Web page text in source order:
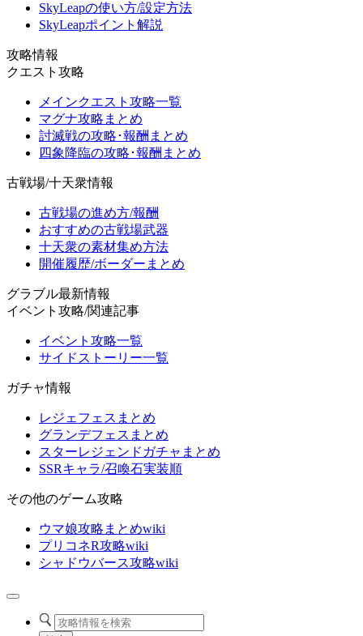
SkyLeapの使い方/設定方法
SkyLeapポイント解説
攻略情報
クエスト攻略
メインクエスト攻略一覧
マグナ攻略まとめ
討滅戦の攻略･報酬まとめ
四象降臨の攻略･報酬まとめ
古戦場/十天衆情報
古戦場の進め方/報酬
おすすめの古戦場武器
十天衆の素材集め方法
開催履歴/ボーダーまとめ
グラブル最新情報
イベント攻略/関連記事
イベント攻略一覧
サイドストーリー一覧
ガチャ情報
レジェフェスまとめ
グランデフェスまとめ
スターレジェンドガチャまとめ
SSRキャラ/召喚石実装順
その他のゲーム攻略
ウマ娘攻略まとめwiki
プリコネR攻略wiki
シャドウバース攻略wiki